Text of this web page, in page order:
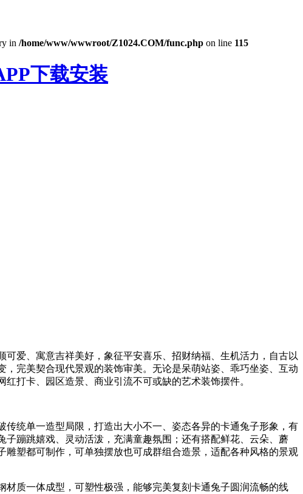
in /home/www/wwwroot/Z1024.COM/func.php on line 115
下载安装
爱、寓意吉祥美好，象征平安喜乐、招财纳福、生机活力，自古以
完美契合现代景观的装饰审美。无论是呆萌站姿、乖巧坐姿、互动
打卡、园区造景、商业引流不可或缺的艺术装饰摆件。
统单一造型局限，打造出大小不一、姿态各异的卡通兔子形象，有
蹦跳嬉戏、灵动活泼，充满童趣氛围；还有搭配鲜花、云朵、蘑
塑都可制作，可单独摆放也可成群组合造景，适配各种风格的景观
质一体成型，可塑性极强，能够完美复刻卡通兔子圆润流畅的线